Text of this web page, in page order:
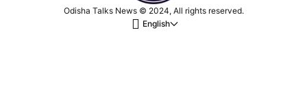
Odisha Talks News © 2024, All rights reserved.
English